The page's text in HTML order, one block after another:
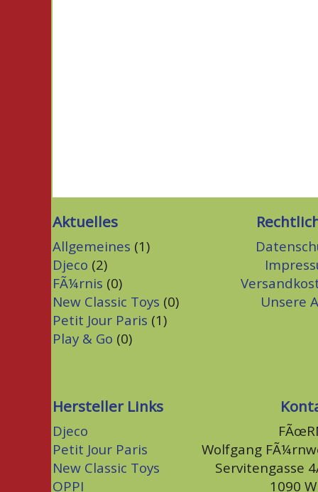
Aktuelles
Allgemeines (1)
Djeco (2)
FÃ¼rnis (0)
New Classic Toys (0)
Petit Jour Paris (1)
Play & Go (0)
Unsere
Hersteller Links
Djeco
Petit Jour Paris
New Classic Toys
OPPI
Wolfgang
Servitengasse
1090